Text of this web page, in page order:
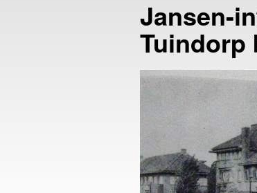
Jansen-
Tuindorp